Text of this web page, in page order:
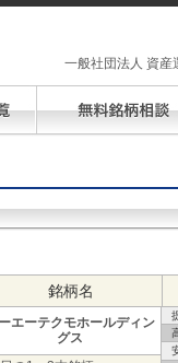
一般社団法人 資産
銘柄名
エーテクモホールディン
グス